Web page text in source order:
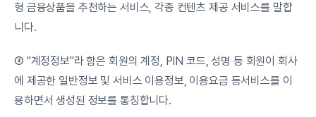
형 금융상품을 추천하는 서비스, 각종 컨텐츠 제공 서비스를 말합
니다.
③ "계정정보"라 함은 회원의 계정, PIN 코드, 성명 등 회원이 회사
에 제공한 일반정보 및 서비스 이용정보, 이용요금 등서비스를 이
용하면서 생성된 정보를 통칭합니다.